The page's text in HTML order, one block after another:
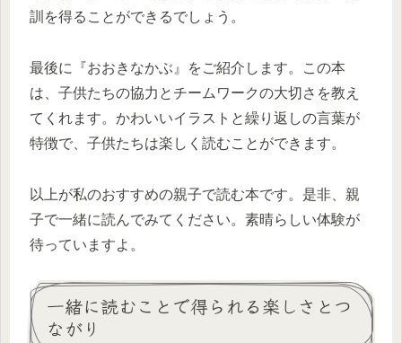
訓を得ることができるでしょう。
最後に『おおきなかぶ』をご紹介します。この本
は、子供たちの協力とチームワークの大切さを教え
てくれます。かわいいイラストと繰り返しの言葉が
特徴で、子供たちは楽しく読むことができます。
以上が私のおすすめの親子で読む本です。是非、親
子で一緒に読んでみてください。素晴らしい体験が
待っていますよ。
一緒に読むことで得られる楽しさとつ
ながり